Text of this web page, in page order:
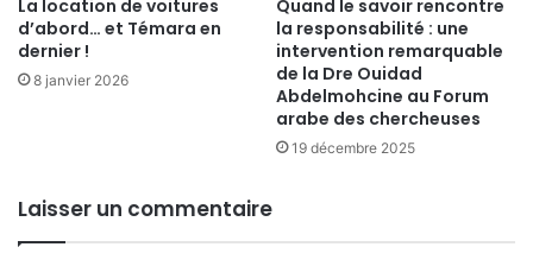
La location de voitures
d’abord… et Témara en
dernier !
8 janvier 2026
Quand le savoir rencontre
la responsabilité : une
intervention remarquable
de la Dre Ouidad
Abdelmohcine au Forum
arabe des chercheuses
19 décembre 2025
Laisser un commentaire